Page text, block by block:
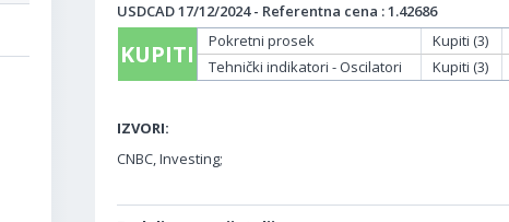
USDCAD 17/12/2024 - Referentna cena : 1.42686
KUPITI Pokretni prosek Kupiti (3)
Tehnički indikatori - Oscilatori
Kupiti (3)
IZVORI:
CNBC, Investing;